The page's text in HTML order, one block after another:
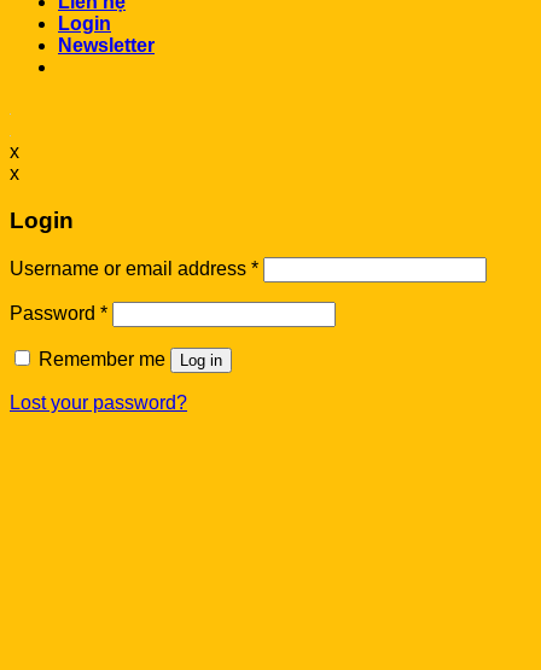
Login
Newsletter
x
x
Login
Username or email address *
Password *
Remember me Log in
Lost your password?